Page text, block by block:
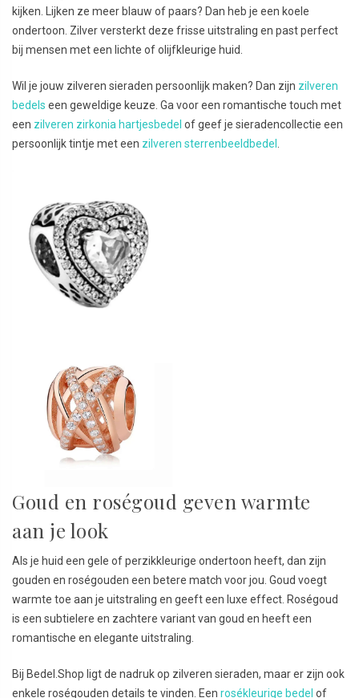
kijken. Lijken ze meer blauw of paars? Dan heb je een koele
ondertoon. Zilver versterkt deze frisse uitstraling en past perfect
bij mensen met een lichte of olijfkleurige huid.
Wil je jouw zilveren sieraden persoonlijk maken? Dan zijn zilveren
bedels een geweldige keuze. Ga voor een romantische touch met
een zilveren zirkonia hartjesbedel of geef je sieradencollectie een
persoonlijk tintje met een zilveren sterrenbeeldbedel
Goud en roségoud geven warmte
aan je look
Als je huid een gele of perzikkleurige ondertoon heeft, dan zijn
gouden en roségouden een betere match voor jou. Goud voegt
warmte toe aan je uitstraling en geeft een luxe effect. Roségoud
is een subtielere en zachtere variant van goud en heeft een
romantische en elegante uitstraling.
Bij Bedel.Shop ligt de nadruk op zilveren sieraden, maar er zijn ook
enkele roségouden details te vinden. Een rosékleurige bedel of